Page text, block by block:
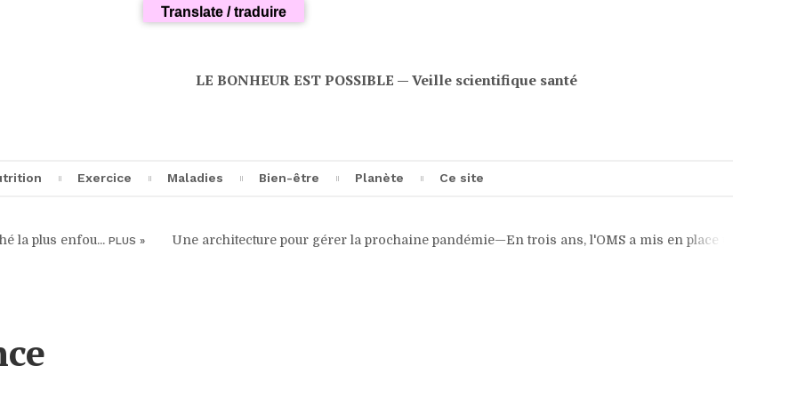
LE BONHEUR EST POSSIBLE — Veille scientifique santé
Exercice Maladies Bien-être Planète Ce site
PLUS » Une architecture pour gérer la prochaine pandémie —En trois ans, l'OMS a mis en place un système de
Translate / traduire